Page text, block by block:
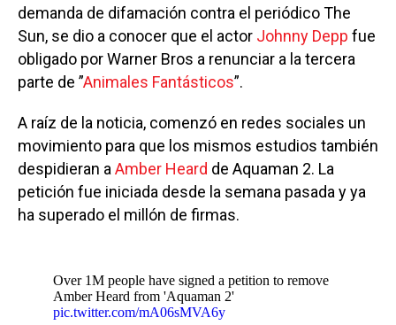
demanda de difamación contra el periódico The
Sun, se dio a conocer que el actor Johnny Depp fue
obligado por Warner Bros a renunciar a la tercera
parte de ”Animales Fantásticos”.
A raíz de la noticia, comenzó en redes sociales un
movimiento para que los mismos estudios también
despidieran a Amber Heard de Aquaman 2. La
petición fue iniciada desde la semana pasada y ya
ha superado el millón de firmas.
Over 1M people have signed a petition to remove
Amber Heard from 'Aquaman 2'
pic.twitter.com/mA06sMVA6y